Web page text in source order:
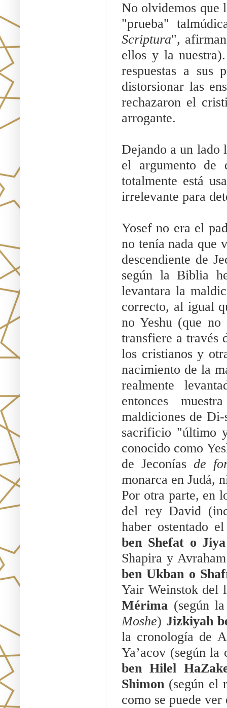
No olvidemos que
"prueba"
Scriptura",
ellos y la
respuestas a sus
distorsionar las
rechazaron el
arrogante.
Dejando a un lado
el argumento de
totalmente está
irrelevante para
Yosef no era el
no tenía nada que
descendiente de
según la Biblia
levantara la
correcto, al igual
no Yeshu (que
transfiere a través
los cristianos y
nacimiento de la
realmente
entonces
maldiciones de Di-
sacrificio "último
conocido como
de Jeconías de
monarca en Judá,
Por otra parte, en
del rey David
haber ostentado
ben Shefat o
Shapira y
ben Ukban o
Yair Weinstok del
Mérima (según
Moshe) Jizkiyah
la cronología de
Ya’acov (según
ben Hilel
Shimon (según el
como se puede